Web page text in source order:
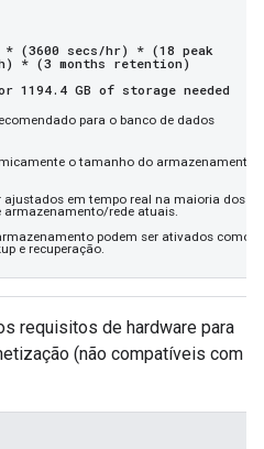
(3600 secs/hr) * (18 peak
* (3 months retention)
1194.4 GB of storage needed
para o banco de dados
o tamanho do armazenamento,
ajustados em tempo real na maioria dos
rede atuais.
podem ser ativados como
e recuperação.
requisitos de hardware para
(não compatíveis com